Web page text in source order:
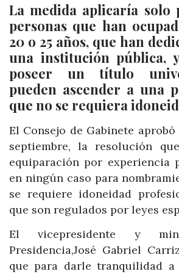
La medida aplicaría solo
personas que han
20 o 25 años, que han
una institución pública,
poseer un título
pueden ascender a una
que no se requiera
El Consejo de Gabinete
septiembre, la resolución
equiparación por experiencia
en ningún caso para
se requiere idoneidad
que son regulados por leyes
El vicepresidente y
Presidencia,José Gabriel
que para darle tranquilidad